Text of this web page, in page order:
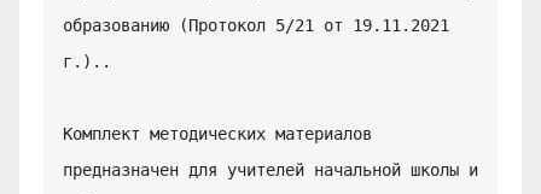
образованию (Протокол 5/21 от 19.11.2021
г.)..
Комплект методических материалов
предназначен для учителей начальной школы и